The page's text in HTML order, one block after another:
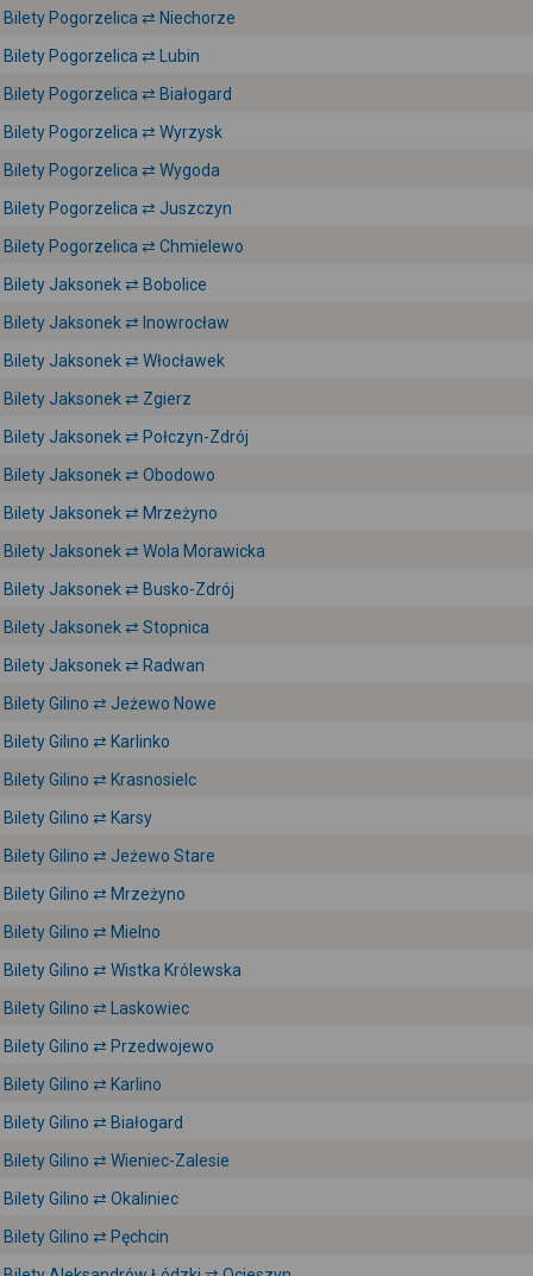
Bilety Pogorzelica ⇄ Niechorze
Bilety Pogorzelica ⇄ Lubin
Bilety Pogorzelica ⇄ Białogard
Bilety Pogorzelica ⇄ Wyrzysk
Bilety Pogorzelica ⇄ Wygoda
Bilety Pogorzelica ⇄ Juszczyn
Bilety Pogorzelica ⇄ Chmielewo
Bilety Jaksonek ⇄ Bobolice
Bilety Jaksonek ⇄ Inowrocław
Bilety Jaksonek ⇄ Włocławek
Bilety Jaksonek ⇄ Zgierz
Bilety Jaksonek ⇄ Połczyn-Zdrój
Bilety Jaksonek ⇄ Obodowo
Bilety Jaksonek ⇄ Mrzeżyno
Bilety Jaksonek ⇄ Wola Morawicka
Bilety Jaksonek ⇄ Busko-Zdrój
Bilety Jaksonek ⇄ Stopnica
Bilety Jaksonek ⇄ Radwan
Bilety Gilino ⇄ Jeżewo Nowe
Bilety Gilino ⇄ Karlinko
Bilety Gilino ⇄ Krasnosielc
Bilety Gilino ⇄ Karsy
Bilety Gilino ⇄ Jeżewo Stare
Bilety Gilino ⇄ Mrzeżyno
Bilety Gilino ⇄ Mielno
Bilety Gilino ⇄ Wistka Królewska
Bilety Gilino ⇄ Laskowiec
Bilety Gilino ⇄ Przedwojewo
Bilety Gilino ⇄ Karlino
Bilety Gilino ⇄ Białogard
Bilety Gilino ⇄ Wieniec-Zalesie
Bilety Gilino ⇄ Okaliniec
Bilety Gilino ⇄ Pęchcin